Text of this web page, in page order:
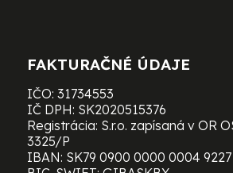
FAKTURAČNÉ ÚDAJE
IČO: 31734553
IČ DPH: SK2020515376
Registrácia: S.r.o. zapísaná v OR
3325/P
IBAN: SK79 0900 0000 0004